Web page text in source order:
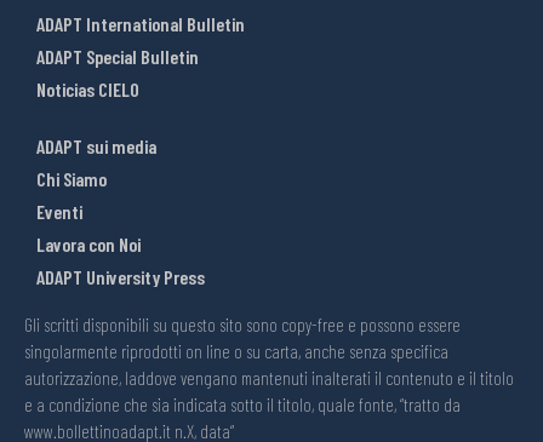
ADAPT International Bulletin
ADAPT Special Bulletin
Noticias CIELO
ADAPT sui media
Chi Siamo
Eventi
Lavora con Noi
ADAPT University Press
Gli scritti disponibili su questo sito sono copy-free e possono essere
singolarmente riprodotti on line o su carta, anche senza specifica
autorizzazione, laddove vengano mantenuti inalterati il contenuto e il titolo
e a condizione che sia indicata sotto il titolo, quale fonte, “tratto da
www.bollettinoadapt.it n.X, data“